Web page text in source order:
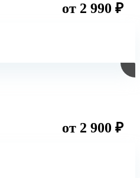
от 2 990 ₽
от 2 900 ₽